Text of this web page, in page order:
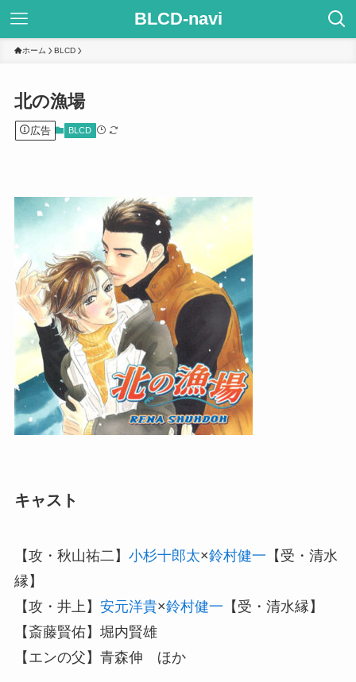
BLCD-navi
ホーム BLCD
北の漁場
広告 BLCD
キャスト
【攻・秋山祐二】 小杉十郎太×鈴村健一 【受・清水
縁】
【攻・井上】 安元洋貴×鈴村健一 【受・清水縁】
【斎藤賢佑】堀内賢雄
【エンの父】青森伸 ほか